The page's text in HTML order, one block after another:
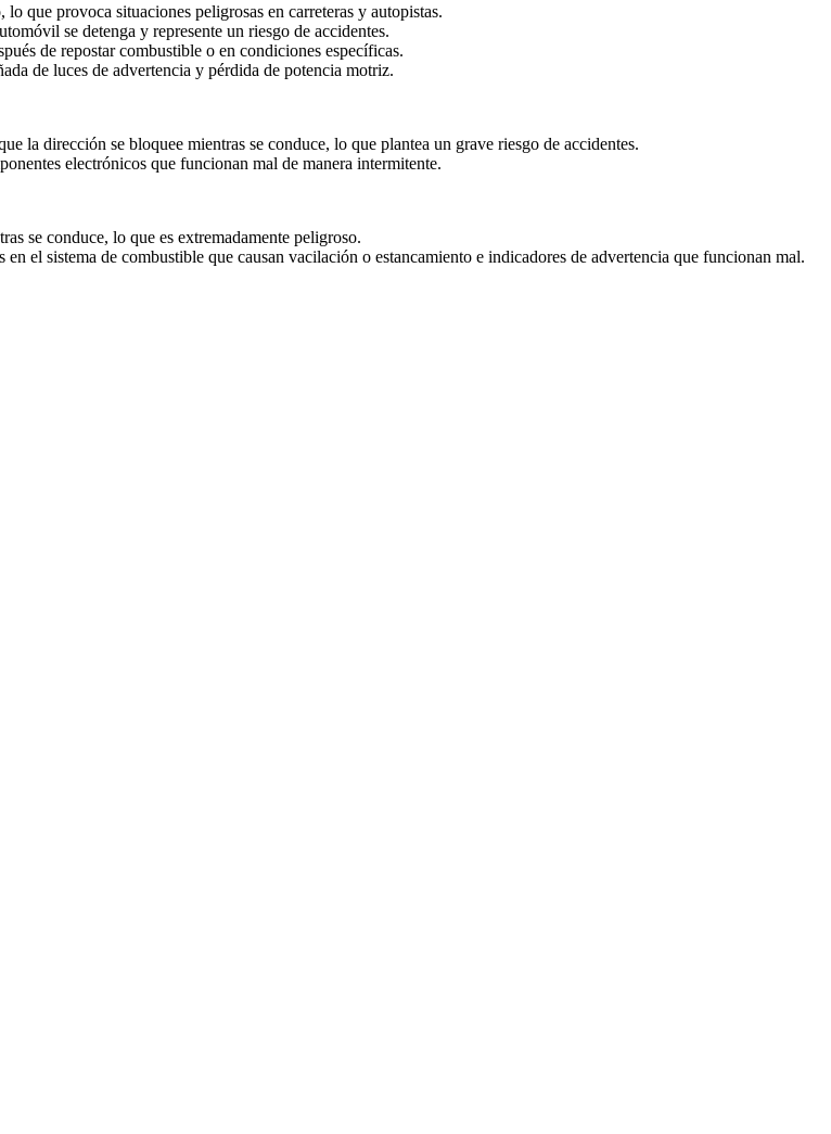
que provoca situaciones peligrosas en carreteras y autopistas.
se detenga y represente un riesgo de accidentes.
de repostar combustible o en condiciones específicas.
de luces de advertencia y pérdida de potencia motriz.
la dirección se bloquee mientras se conduce, lo que plantea un grave riesgo de accidentes.
electrónicos que funcionan mal de manera intermitente.
se conduce, lo que es extremadamente peligroso.
en el sistema de combustible que causan vacilación o estancamiento e indicadores de advertencia que funcionan mal.